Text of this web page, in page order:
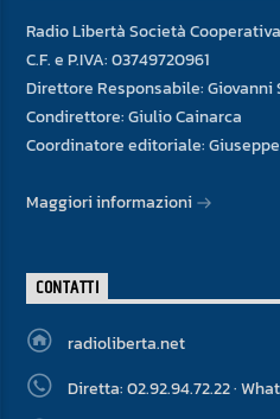
Radio Libertà Società Cooperativa
C.F. e P.IVA: 03749720961
Direttore Responsabile: Giovanni
Condirettore: Giulio Cainarca
Coordinatore editoriale:
Maggiori informazioni
CONTATTI
radioliberta.net
Diretta: 02.92.94.72.22 ·